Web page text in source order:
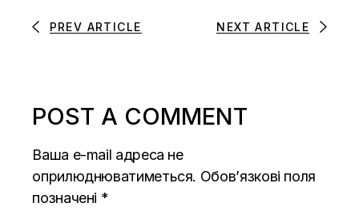
PREV ARTICLE NEXT ARTICLE
POST A COMMENT
Ваша e-mail адреса не
оприлюднюватиметься. Обов’язкові поля
позначені *